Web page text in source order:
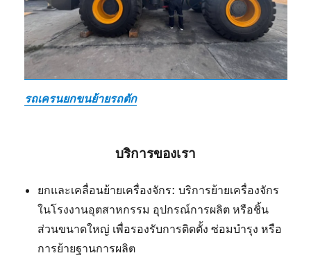
รถเครนยกขนย้ายรถตัก
บริการของเรา
ยกและเคลื่อนย้ายเครื่องจักร: บริการย้ายเครื่องจักร
ในโรงงานอุตสาหกรรม อุปกรณ์การผลิต หรือชิ้น
ส่วนขนาดใหญ่ เพื่อรองรับการติดตั้ง ซ่อมบำรุง หรือ
การย้ายฐานการผลิต